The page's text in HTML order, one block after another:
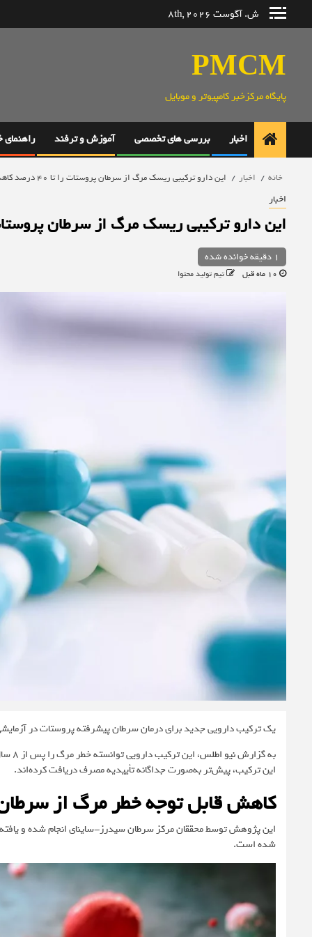
ش. آگوست 8th, 2026
PMCM
پایگاه مرکزخبر کامپیوتر و موبایل
اخبار بررسی های تخصصی آموزش و ترفند راهنمای
خانه اخبار این دارو ترکیبی ریسک مرگ از سرطان پروستات را تا ۴۰ درصد کاهش می‌دهد
اخبار
این دارو ترکیبی ریسک مرگ از سرطان پروستات را تا ۴۰ درصد
1 دقیقه خوانده شده
تیم تولید محتوا
یک ترکیب دارویی جدید برای درمان سرطان پیشرفته پروستات در
به گزارشنیو اطلس
این ترکیب، پیش‌تر به‌صورت جداگانه تأییدیه مصرف دریافت کرده‌اند.
کاهش قابل توجه خطر مرگ از
این پژوهش توسط محققان مرکز سرطان سیدرز-ساینای انجام شده و
شده است.